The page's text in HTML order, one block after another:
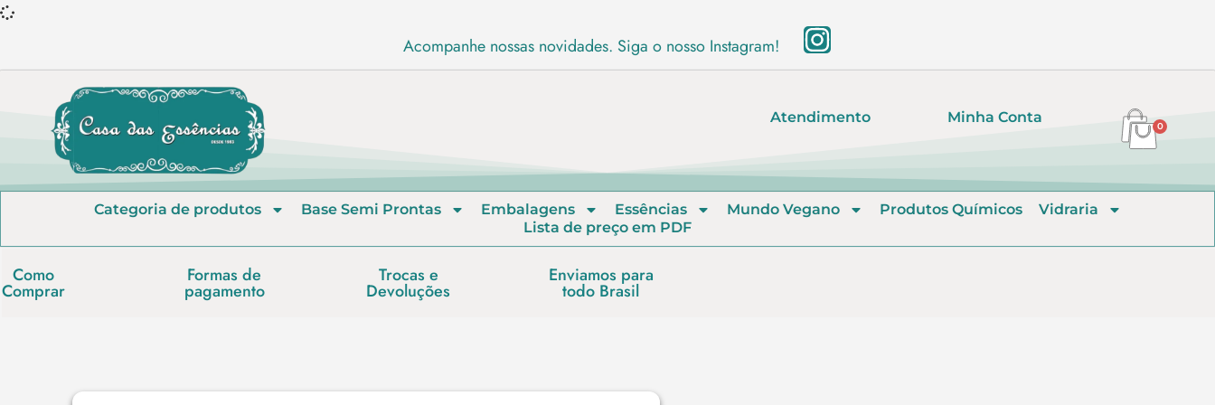
Acompanhe nossas novidades. Siga o nosso Instagram!
Atendimento Minha Conta
0
Categoria de produtos Base Semi Prontas Embalagens Essências Mundo Vegano Produtos Químicos
Vidraria
Lista de preço em PDF
Como
Comprar
Formas de
pagamento
Trocas e
Devoluções
Enviamos para
todo Brasil